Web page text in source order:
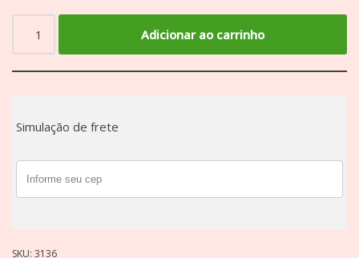
Adicionar ao carrinho
Simulação de frete
SKU: 3136